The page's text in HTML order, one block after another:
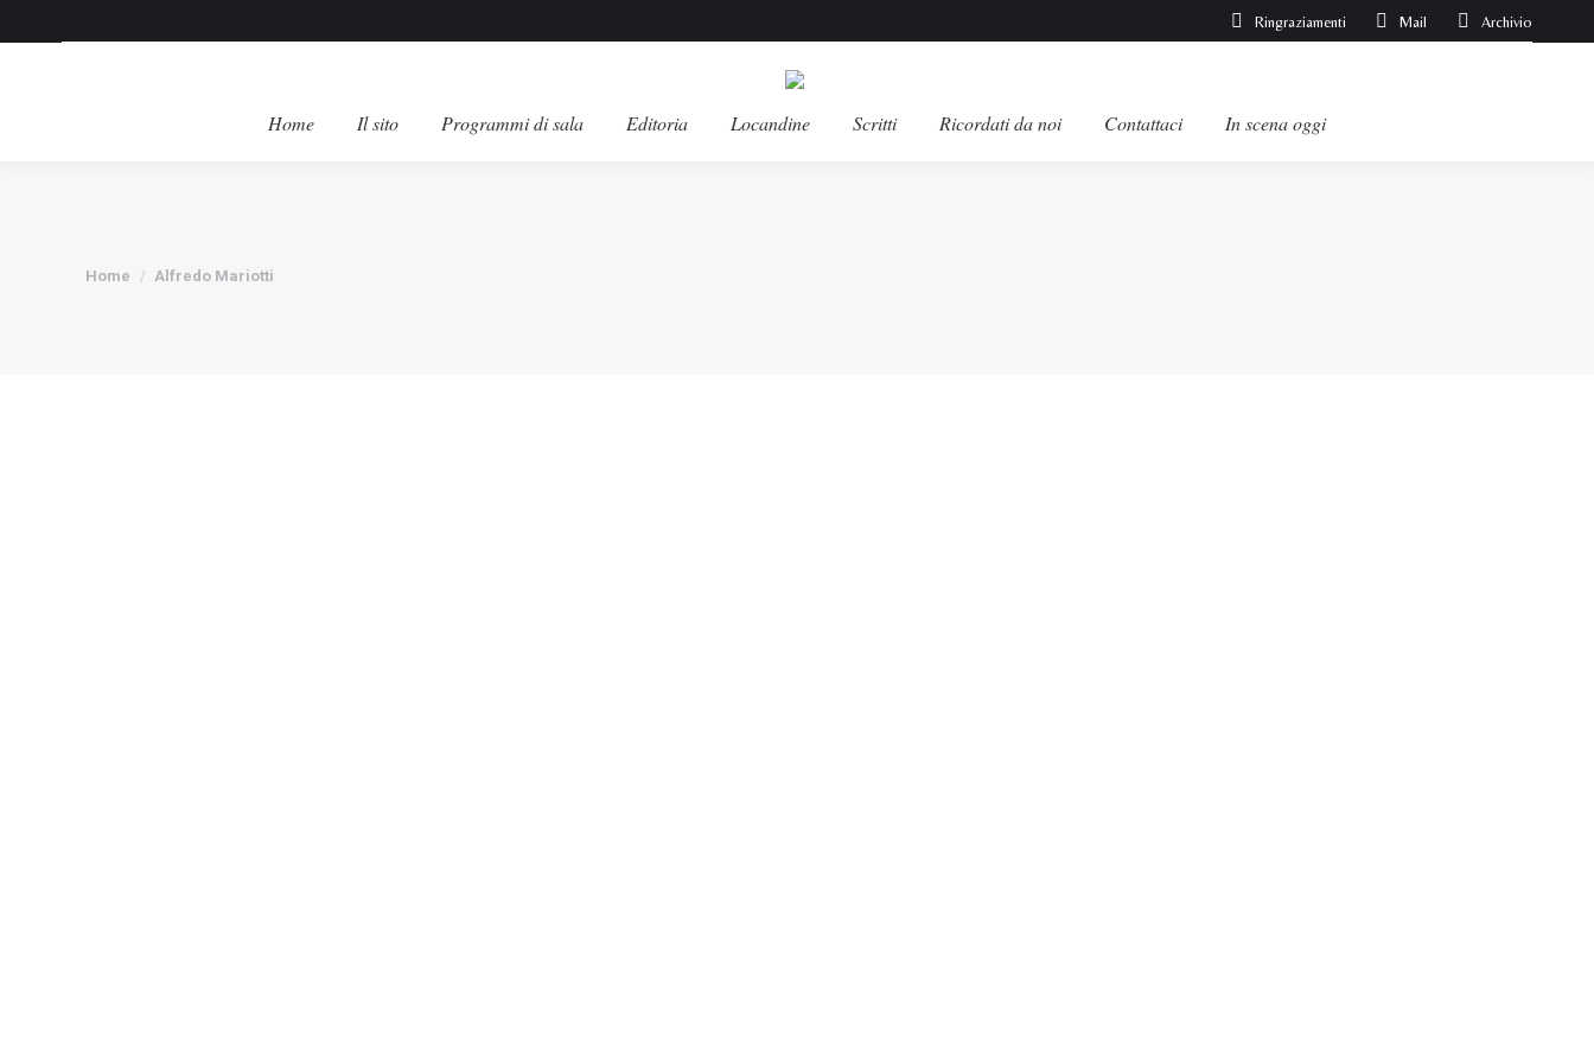
Ringraziamenti Mail Archivio
Home Il sito Programmi di sala Editoria Locandine Scritti Ricordati da noi Contattaci In scena oggi
Home Alfredo Mariotti